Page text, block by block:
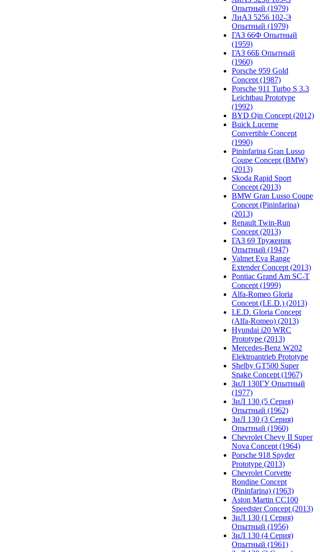
Опытный (1979)
ЛиАЗ 5256 102-Э
Опытный (1979)
ГАЗ 66Ф Опытный
(1959)
ГАЗ 66Б Опытный
(1960)
Porsche 959 Gold
Concept (1987)
Porsche 911 Turbo S 3.3
Leichtbau Prototype
(1992)
BYD Qin Concept (2012)
Buick Lucerne
Convertible Concept
(1990)
Pininfarina Gran Lusso
Coupe Concept (BMW)
(2013)
Skoda Rapid Sport
Concept (2013)
BMW Gran Lusso Coupe
Concept (Pininfarina)
(2013)
Renault Twin-Run
Concept (2013)
ГАЗ 69 Труженик
Опытный (1947)
Valmet Eva Range
Extender Concept (2013)
Pontiac Grand Am SC-T
Concept (1999)
Alfa-Romeo Gloria
Concept (I.E.D.) (2013)
I.E.D. Gloria Concept
(Alfa-Romeo) (2013)
Hyundai i20 WRC
Prototype (2013)
Mercedes-Benz W202
Elektroantrieb Prototype
Shelby GT500 Super
Snake Concept (1967)
ЗиЛ 130ГУ Опытный
(1977)
ЗиЛ 130 (5 Серия)
Опытный (1962)
ЗиЛ 130 (3 Серия)
Опытный (1960)
Chevrolet Chevy II Super
Nova Concept (1964)
Porsche 918 Spyder
Prototype (2013)
Chevrolet Corvette
Rondine Concept
(Pininfarina) (1963)
Aston Martin CC100
Speedster Concept (2013)
ЗиЛ 130 (1 Серия)
Опытный (1956)
ЗиЛ 130 (4 Серия)
Опытный (1961)